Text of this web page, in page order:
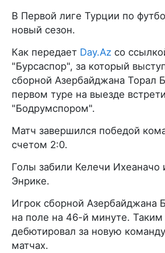
В Первой лиге Турции по
новый сезон.
Как передает Day.Az со
"Бурсаспор", за который
сборной Азербайджана Торал
первом туре на выезде
"Бодрумспором".
Матч завершился победой
счетом 2:0.
Голы забили Келечи Ихеаначо
Энрике.
Игрок сборной Азербайджана
на поле на 46-й минуте.
дебютировал за новую
матчах.